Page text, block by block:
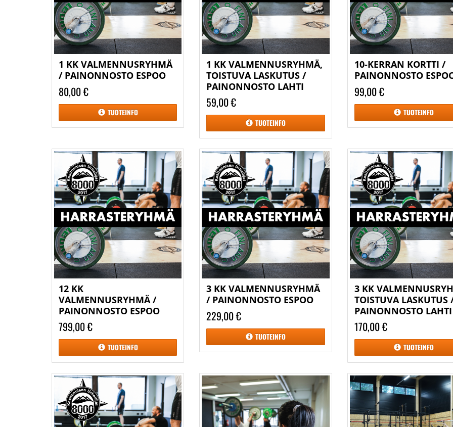
1 KK VALMENNUSRYHMÄ
/ PAINONNOSTO ESPOO
80,00 €
TUOTEINFO
1 KK VALMENNUSRYHMÄ,
TOISTUVA LASKUTUS /
PAINONNOSTO LAHTI
59,00 €
TUOTEINFO
10-KERRAN KORTTI /
PAINONNOSTO
99,00 €
TUOTEINFO
12 KK
VALMENNUSRYHMÄ /
PAINONNOSTO ESPOO
799,00 €
TUOTEINFO
3 KK VALMENNUSRYHMÄ
/ PAINONNOSTO ESPOO
229,00 €
TUOTEINFO
3 KK
TOISTUVA LASKUTUS
PAINONNOSTO LAHTI
170,00 €
TUOTEINFO